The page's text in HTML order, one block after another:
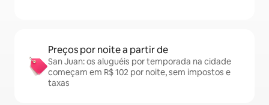
Preços por noite a partir de
San Juan: os aluguéis por temporada na cidade
começam em R$ 102 por noite, sem impostos e
taxas